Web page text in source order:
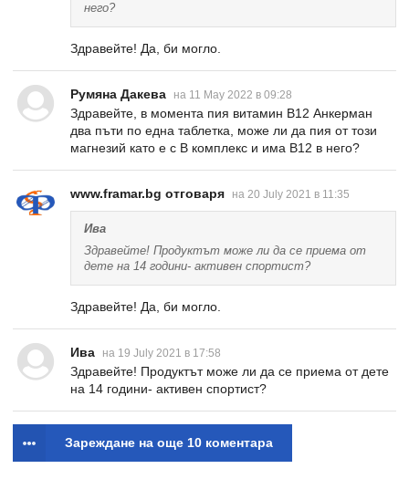
него?
Здравейте! Да, би могло.
Румяна Дакева на 11 May 2022 в 09:28
Здравейте, в момента пия витамин В12 Анкерман
два пъти по една таблетка, може ли да пия от този
магнезий като е с В комплекс и има В12 в него?
www.framar.bg отговаря на 20 July 2021 в 11:35
Ива
Здравейте! Продуктът може ли да се приема от
дете на 14 години- активен спортист?
Здравейте! Да, би могло.
Ива на 19 July 2021 в 17:58
Здравейте! Продуктът може ли да се приема от дете
на 14 години- активен спортист?
Зареждане на още 10 коментара